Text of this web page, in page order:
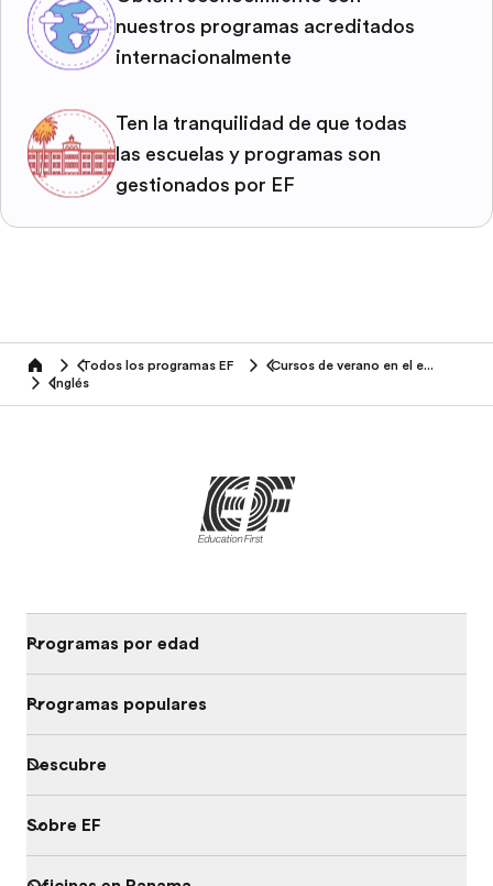
nuestros programas acreditados
internacionalmente
Ten la tranquilidad de que todas
las escuelas y programas son
gestionados por EF
home Todos los programas EF
Cursos de verano en el extranjero
Inglés
Programas por edad
Programas populares
Descubre
Sobre EF